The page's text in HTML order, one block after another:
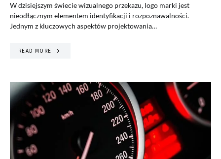
W dzisiejszym świecie wizualnego przekazu, logo marki jest
nieodłącznym elementem identyfikacji i rozpoznawalności.
Jednym z kluczowych aspektów projektowania…
READ MORE